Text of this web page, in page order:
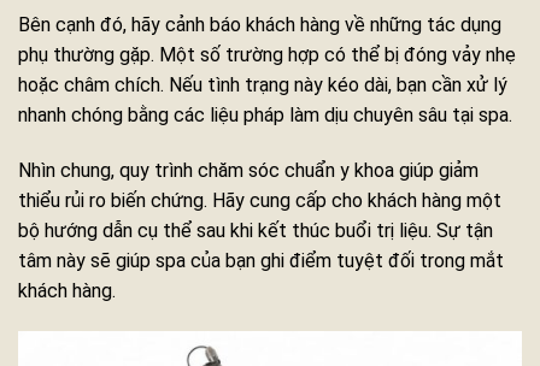
Bên cạnh đó, hãy cảnh báo khách hàng về những tác dụng
phụ thường gặp. Một số trường hợp có thể bị đóng vảy nhẹ
hoặc châm chích. Nếu tình trạng này kéo dài, bạn cần xử lý
nhanh chóng bằng các liệu pháp làm dịu chuyên sâu tại spa.
Nhìn chung, quy trình chăm sóc chuẩn y khoa giúp giảm
thiểu rủi ro biến chứng. Hãy cung cấp cho khách hàng một
bộ hướng dẫn cụ thể sau khi kết thúc buổi trị liệu. Sự tận
tâm này sẽ giúp spa của bạn ghi điểm tuyệt đối trong mắt
khách hàng.